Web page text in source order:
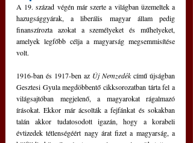
A 19. század végén már szerte a világban üzemeltek a
hazugsággyárak, a liberális magyar állam pedig
finanszírozta azokat a személyeket és műhelyeket,
amelyek legfőbb célja a magyarság megsemmisítése
volt.
1916-ban és 1917-ben az Új Nemzedék című újságban
Gesztesi Gyula megdöbbentő cikksorozatban tárta fel a
világsajtóban megjelenő, a magyarokat rágalmazó
írásokat. Ekkor már ácsolták a fejfánkat és sokakban
talán akkor tudatosodott igazán, hogy a korabeli
évtizedek tétlenségéért nagy árat fizet a magyarság, a